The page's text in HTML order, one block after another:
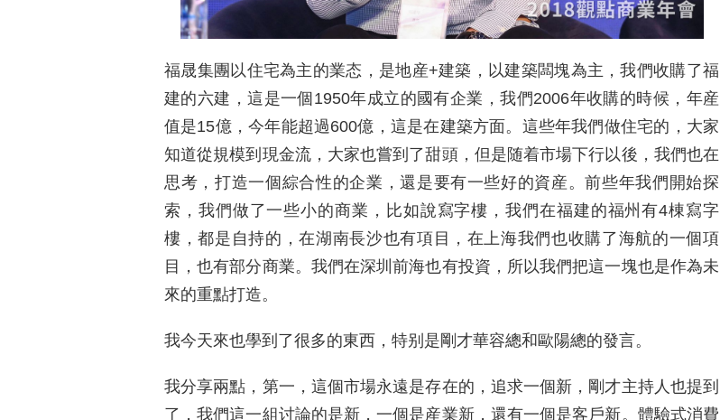
福晟集團以住宅為主的業态，是地産+建築，以建築闆塊為主，我們收購了福
建的六建，這是一個1950年成立的國有企業，我們2006年收購的時候，年産
值是15億，今年能超過600億，這是在建築方面。這些年我們做住宅的，大家
知道從規模到現金流，大家也嘗到了甜頭，但是随着市場下行以後，我們也在
思考，打造一個綜合性的企業，還是要有一些好的資産。前些年我們開始探
索，我們做了一些小的商業，比如說寫字樓，我們在福建的福州有4棟寫字
樓，都是自持的，在湖南長沙也有項目，在上海我們也收購了海航的一個項
目，也有部分商業。我們在深圳前海也有投資，所以我們把這一塊也是作為未
來的重點打造。
我今天來也學到了很多的東西，特别是剛才華容總和歐陽總的發言。
我分享兩點，第一，這個市場永遠是存在的，追求一個新，剛才主持人也提到
了，我們這一組讨論的是新，一個是産業新，還有一個是客戶新。體驗式消費